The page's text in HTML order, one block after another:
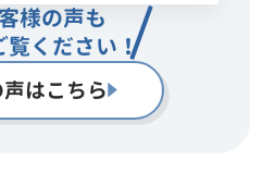
様の声も
覧ください！
はこちら